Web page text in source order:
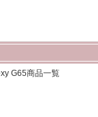
G65商品一覧